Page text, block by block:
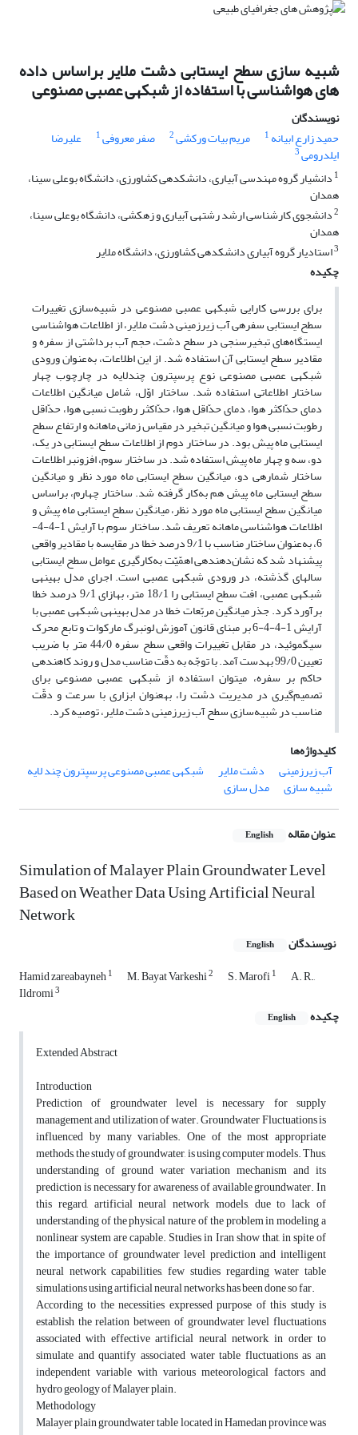
شبیه سازی سطح ایستابی دشت ملایر براساس داده
های هواشناسی با استفاده از شبکه‎ی عصبی مصنوعی
نویسندگان
حمید زارع ابیانه 1 مریم بیات ورکشی2 صفر معروفی1 علیرضا
ایلدرومی3
1
دانشیار گروه مهندسی آبیاری، دانشکده‎ی کشاورزی، دانشگاه بوعلی سینا،
همدان
2 دانشجوی کارشناسی ارشد رشته‎ی آبیاری و زهکشی، دانشگاه بوعلی سینا،
همدان
3استادیار گروه آبیاری دانشکده‎ی کشاورزی، دانشگاه ملایر
چکیده
برای بررسی کارایی شبکه‎ی عصبی مصنوعی در شبیه‌سازی تغییرات
سطح ایستابی سفره‎ی آب زیرزمینی دشت ملایر، از اطلاعات هواشناسی
ایستگاه‌های تبخیرسنجی در سطح دشت، حجم آب برداشتی از سفره و
مقادیر سطح ایستابی آن استفاده شد. از این اطلاعات، به‌عنوان ورودی
شبکه‎ی عصبی مصنوعی نوع پرسپترون چندلایه در چارچوب چهار
ساختار اطلاعاتی استفاده شد. ساختار اوّل، شامل میانگین اطلاعات
دمای حدّاکثر هوا، دمای حدّاقل هوا، حدّاکثر رطوبت نسبی هوا، حدّاقل
رطوبت نسبی هوا و میانگین تبخیر در مقیاس زمانی ماهانه و ارتفاع سطح
ایستابی ماه پیش بود. در ساختار دوم از اطلاعات سطح ایستابی در یک،
دو، سه و چهار ماه پیش استفاده شد. در ساختار سوم، افزون‎بر اطلاعات
ساختار شماره‎ی دو، میانگین سطح ایستابی ماه مورد نظر و میانگین
سطح ایستابی ماه پیش هم به‌کار گرفته شد. ساختار چهارم، براساس
میانگین سطح ایستابی ماه مورد نظر، میانگین سطح ایستابی ماه پیش و
اطلاعات هواشناسی ماهانه تعریف شد. ساختار سوم با آرایش 1-4-4-
6، به‌عنوان ساختار مناسب با 9/1 درصد خطا در مقایسه با مقادیر واقعی
پیشنهاد شد که نشان‌دهنده‎ی اهمّیّت به‌کارگیری عوامل سطح ایستابی
سال‎های گذشته، در ورودی شبکه‎ی عصبی است. اجرای مدل بهینه‎ی
شبکه‎ی عصبی، افت سطح ایستابی را 18/1 متر، به‎ازای 9/1 درصد خطا
برآورد کرد. جذر میانگین مربّعات خطا در مدل بهینه‎ی شبکه‎ی عصبی با
آرایش 1-4-4-6 بر مبنای قانون آموزش لونبرگ مارکوات و تابع محرک
سیگموئید، در مقابل تغییرات واقعی سطح سفره 44/0 متر با ضریب
تعیین 99/0 به‎دست آمد. با توجّه به دقّت مناسب مدل و روند کاهنده‎ی
حاکم بر سفره، می‎توان استفاده از شبکه‎ی عصبی مصنوعی برای
تصمیم‌گیری در مدیریت دشت را، به‎عنوان ابزاری با سرعت و دقّت
مناسب در شبیه‌سازی سطح آب زیرزمینی دشت ملایر، توصیه کرد.
کلیدواژه‌ها
آب زیرزمینی
دشت ملایر شبکه‎ی عصبی مصنوعی پرسپترون چند لایه
شبیه سازی مدل سازی
عنوان مقاله English
Simulation of Malayer Plain Groundwater Level
Based on Weather Data Using Artificial Neural
Network
نویسندگان English
Hamid zareabayneh1 M. Bayat Varkeshi2 S. Marofi1 A. R.,
Ildromi3
چکیده English
Extended Abstract
Introduction
Prediction of groundwater level is necessary for supply
management and utilization of water. Groundwater Fluctuations is
influenced by many variables. One of the most appropriate
methods, the study of groundwater, is using computer models. Thus,
understanding of ground water variation mechanism and its
prediction is necessary for awareness of available groundwater. In
this regard, artificial neural network models, due to lack of
understanding of the physical nature of the problem in modeling a
nonlinear system are capable. Studies in Iran show that, in spite of
the importance of groundwater level prediction and intelligent
neural network capabilities, few studies regarding water table
simulations using artificial neural networks has been done so far.
According to the necessities expressed purpose of this study is
establish the relation between of groundwater level fluctuations
associated with effective artificial neural network, in order to
simulate and quantify associated water table fluctuations as an
independent variable with various meteorological factors and
hydro geology of Malayer plain.
Methodology
Malayer plain groundwater table located in Hamedan province was